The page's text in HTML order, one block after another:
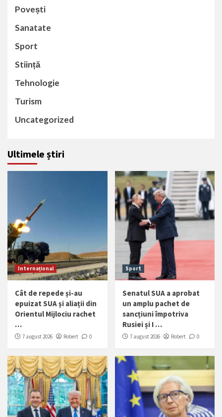
Povești
Sanatate
Sport
Stiință
Tehnologie
Turism
Uncategorized
Ultimele știri
Internațional
Cât de repede și-au
epuizat SUA și aliații din
Orientul Mijlociu rachet
…
7 august 2026 Robert 0
Sport
Senatul SUA a aprobat
un amplu pachet de
sancțiuni împotriva
Rusiei și I …
7 august 2026 Robert 0